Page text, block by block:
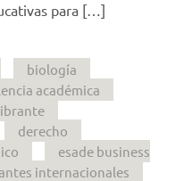
para […]
biología
académica
derecho
esade business
internacionales